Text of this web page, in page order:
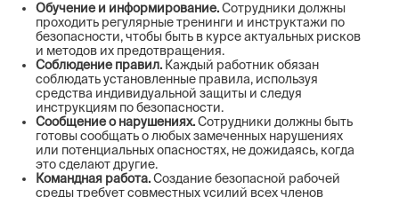
Обучение и информирование.Сотрудники должны
проходить регулярные тренинги и инструктажи по
безопасности, чтобы быть в курсе актуальных рисков
и методов их предотвращения.
Соблюдение правил. Каждый работник обязан
соблюдать установленные правила, используя
средства индивидуальной защиты и следуя
инструкциям по безопасности.
Сообщение о нарушениях.Сотрудники должны быть
готовы сообщать о любых замеченных нарушениях
или потенциальных опасностях, не дожидаясь, когда
это сделают другие.
Командная работа.Создание безопасной рабочей
среды требует совместных усилий всех членов